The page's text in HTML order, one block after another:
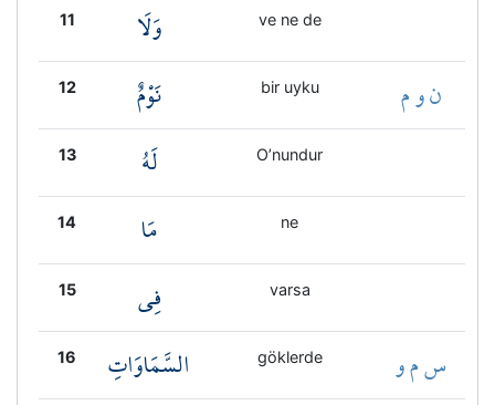
11 وَلَا ve ne de
12 نَوْمٌ bir uyku ن و م
13 لَهُ O’nundur
14 مَا ne
15 فِي varsa
16 السَّمَاوَاتِ göklerde س م و